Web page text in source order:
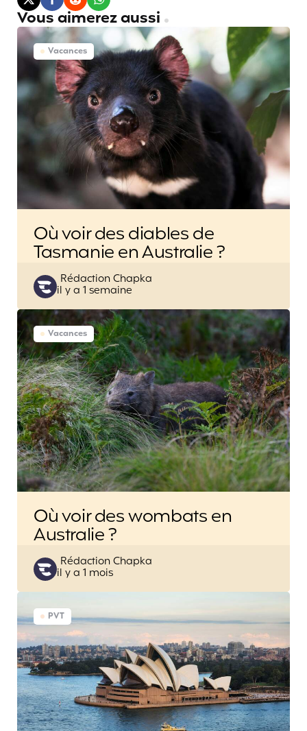
Vous aimerez aussi
Vacances
Où voir des diables de
Tasmanie en Australie ?
Posted
by
Rédaction Chapka
il y a 1 semaine
Vacances
Où voir des wombats en
Australie ?
Posted
by
Rédaction Chapka
il y a 1 mois
PVT